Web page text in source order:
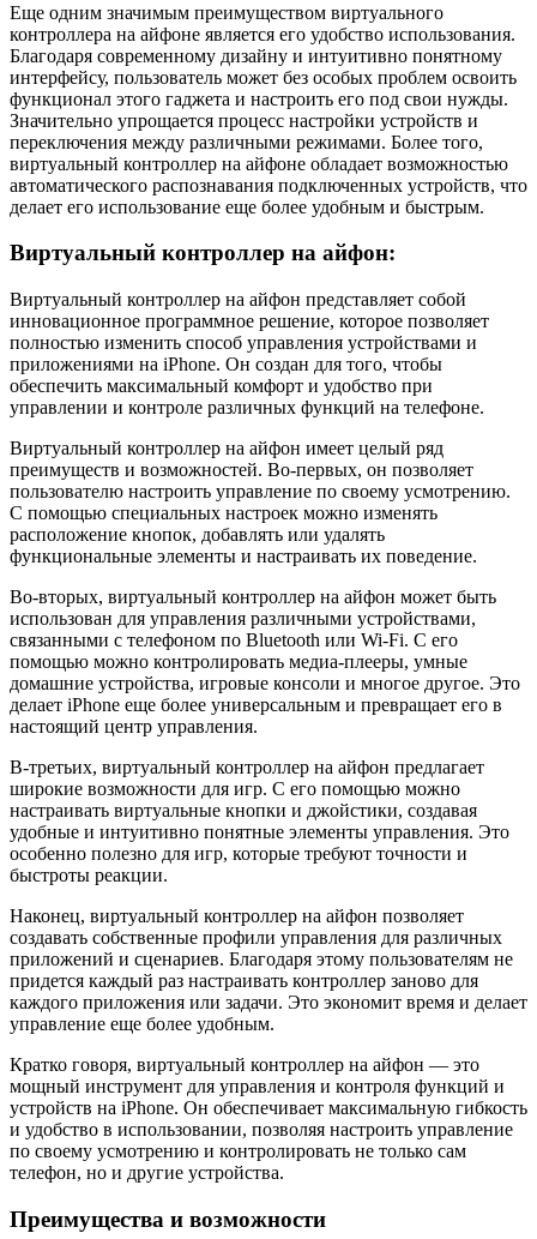
Еще одним значимым преимуществом виртуального
контроллера на айфоне является его удобство использования.
Благодаря современному дизайну и интуитивно понятному
интерфейсу, пользователь может без особых проблем освоить
функционал этого гаджета и настроить его под свои нужды.
Значительно упрощается процесс настройки устройств и
переключения между различными режимами. Более того,
виртуальный контроллер на айфоне обладает возможностью
автоматического распознавания подключенных устройств, что
делает его использование еще более удобным и быстрым.
Виртуальный контроллер на айфон:
Виртуальный контроллер на айфон представляет собой
инновационное программное решение, которое позволяет
полностью изменить способ управления устройствами и
приложениями на iPhone. Он создан для того, чтобы
обеспечить максимальный комфорт и удобство при
управлении и контроле различных функций на телефоне.
Виртуальный контроллер на айфон имеет целый ряд
преимуществ и возможностей. Во-первых, он позволяет
пользователю настроить управление по своему усмотрению.
С помощью специальных настроек можно изменять
расположение кнопок, добавлять или удалять
функциональные элементы и настраивать их поведение.
Во-вторых, виртуальный контроллер на айфон может быть
использован для управления различными устройствами,
связанными с телефоном по Bluetooth или Wi-Fi. С его
помощью можно контролировать медиа-плееры, умные
домашние устройства, игровые консоли и многое другое. Это
делает iPhone еще более универсальным и превращает его в
настоящий центр управления.
В-третьих, виртуальный контроллер на айфон предлагает
широкие возможности для игр. С его помощью можно
настраивать виртуальные кнопки и джойстики, создавая
удобные и интуитивно понятные элементы управления. Это
особенно полезно для игр, которые требуют точности и
быстроты реакции.
Наконец, виртуальный контроллер на айфон позволяет
создавать собственные профили управления для различных
приложений и сценариев. Благодаря этому пользователям не
придется каждый раз настраивать контроллер заново для
каждого приложения или задачи. Это экономит время и делает
управление еще более удобным.
Кратко говоря, виртуальный контроллер на айфон — это
мощный инструмент для управления и контроля функций и
устройств на iPhone. Он обеспечивает максимальную гибкость
и удобство в использовании, позволяя настроить управление
по своему усмотрению и контролировать не только сам
телефон, но и другие устройства.
Преимущества и возможности